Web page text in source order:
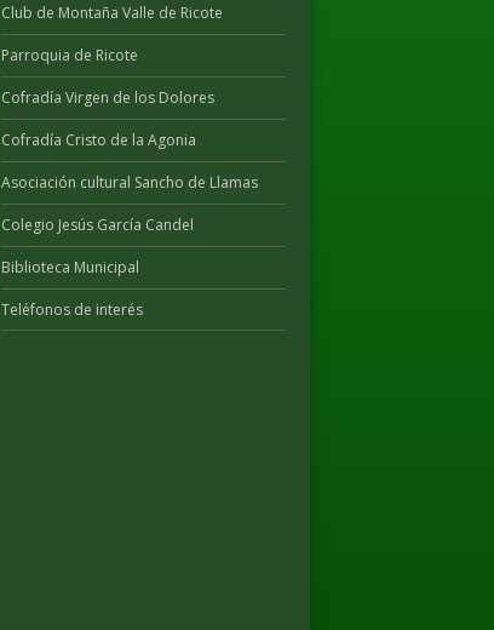
Club de Montaña Valle de Ricote
Parroquia de Ricote
Cofradía Virgen de los Dolores
Cofradía Cristo de la Agonia
Asociación cultural Sancho de Llamas
Colegio Jesús García Candel
Biblioteca Municipal
Teléfonos de interés